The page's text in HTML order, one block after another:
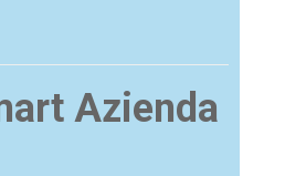
Azienda